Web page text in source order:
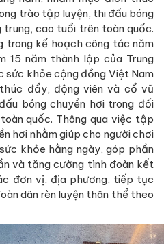
trào tập luyện, thi đấu bóng
cao tuổi trên toàn quốc.
trong kế hoạch công tác năm
15 năm thành lập của Trung
sức khỏe cộng đồng Việt Nam
đẩy, động viên và cổ vũ
bóng chuyền hơi trong đối
quốc. Thông qua việc tập
hơi nhằm giúp cho người chơi
khỏe hằng ngày, góp phần
và tăng cường tình đoàn kết
đơn vị, địa phương, tiếp tục
dân rèn luyện thân thể theo